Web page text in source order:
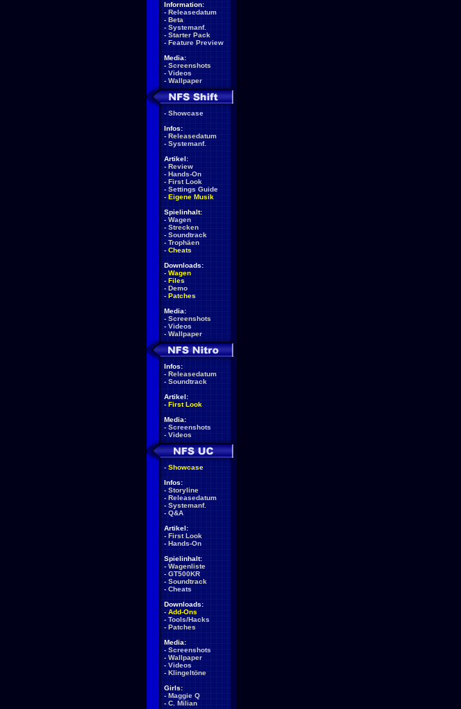
Information:
- Releasedatum
- Beta
- Systemanf.
- Starter Pack
- Feature Preview
Media:
- Screenshots
- Videos
- Wallpaper
- Showcase
Infos:
- Releasedatum
- Systemanf.
Artikel:
- Review
- Hands-On
- First Look
- Settings Guide
- Eigene Musik
Spielinhalt:
- Wagen
- Strecken
- Soundtrack
- Trophäen
- Cheats
Downloads:
- Wagen
- Files
- Demo
- Patches
Media:
- Screenshots
- Videos
- Wallpaper
Infos:
- Releasedatum
- Soundtrack
Artikel:
- First Look
Media:
- Screenshots
- Videos
- Showcase
Infos:
- Storyline
- Releasedatum
- Systemanf.
- Q&A
Artikel:
- First Look
- Hands-On
Spielinhalt:
- Wagenliste
- GT500KR
- Soundtrack
- Cheats
Downloads:
- Add-Ons
- Tools/Hacks
- Patches
Media:
- Screenshots
- Wallpaper
- Videos
- Klingeltöne
Girls:
- Maggie Q
- C. Milian